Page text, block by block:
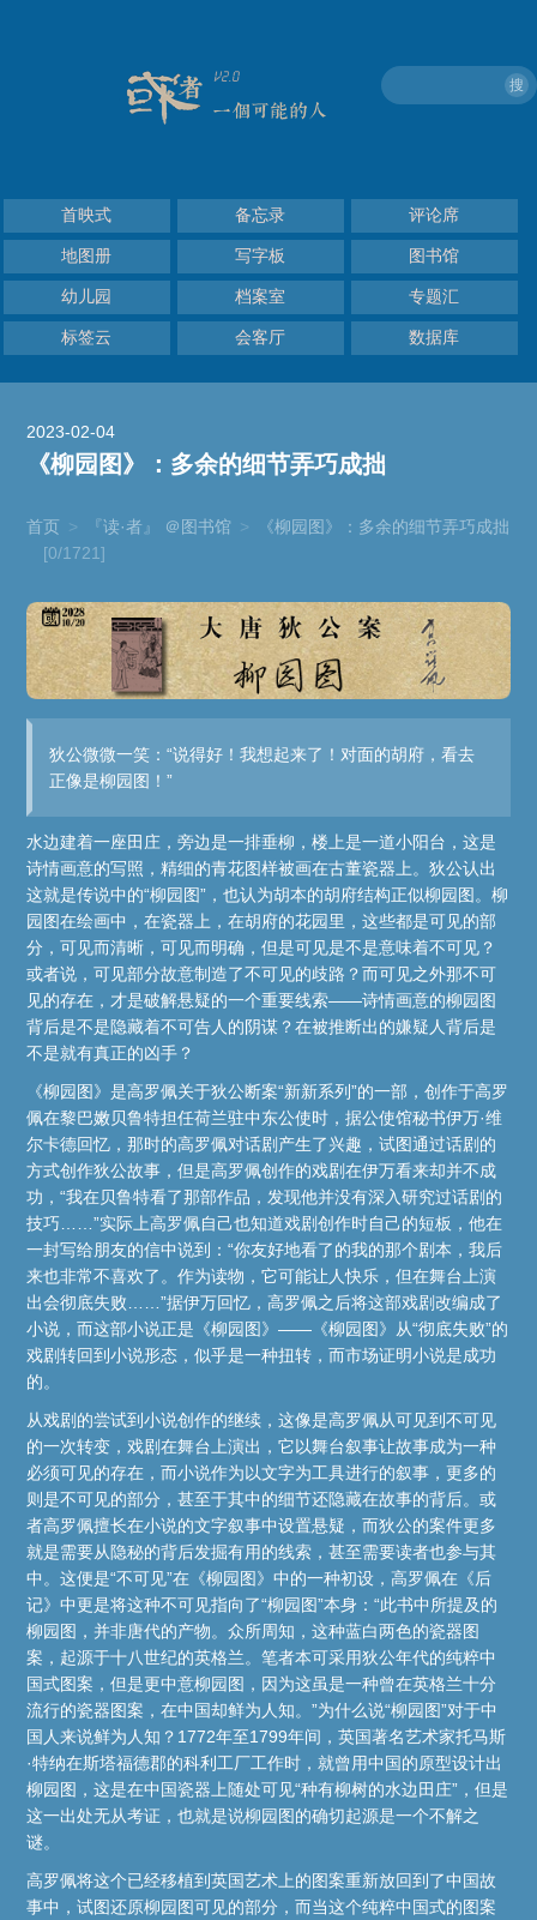
搜
首映式 备忘录 评论席
地图册 写字板 图书馆
幼儿园 档案室 专题汇
标签云 会客厅 数据库
2023-02-04
《柳园图》：多余的细节弄巧成拙
首页 > 『读·者』 ＠图书馆 >
《柳园图》：多余的细节弄巧成拙
[0/1721]
狄公微微一笑：“说得好！我想起来了！对面的胡府，看去
正像是柳园图！”
水边建着一座田庄，旁边是一排垂柳，楼上是一道小阳台，这是
诗情画意的写照，精细的青花图样被画在古董瓷器上。狄公认出
这就是传说中的“柳园图”，也认为胡本的胡府结构正似柳园图。柳
园图在绘画中，在瓷器上，在胡府的花园里，这些都是可见的部
分，可见而清晰，可见而明确，但是可见是不是意味着不可见？
或者说，可见部分故意制造了不可见的歧路？而可见之外那不可
见的存在，才是破解悬疑的一个重要线索——诗情画意的柳园图
背后是不是隐藏着不可告人的阴谋？在被推断出的嫌疑人背后是
不是就有真正的凶手？
《柳园图》是高罗佩关于狄公断案“新新系列”的一部，创作于高罗
佩在黎巴嫩贝鲁特担任荷兰驻中东公使时，据公使馆秘书伊万·维
尔卡德回忆，那时的高罗佩对话剧产生了兴趣，试图通过话剧的
方式创作狄公故事，但是高罗佩创作的戏剧在伊万看来却并不成
功，“我在贝鲁特看了那部作品，发现他并没有深入研究过话剧的
技巧……”实际上高罗佩自己也知道戏剧创作时自己的短板，他在
一封写给朋友的信中说到：“你友好地看了的我的那个剧本，我后
来也非常不喜欢了。作为读物，它可能让人快乐，但在舞台上演
出会彻底失败……”据伊万回忆，高罗佩之后将这部戏剧改编成了
小说，而这部小说正是《柳园图》——《柳园图》从“彻底失败”的
戏剧转回到小说形态，似乎是一种扭转，而市场证明小说是成功
的。
从戏剧的尝试到小说创作的继续，这像是高罗佩从可见到不可见
的一次转变，戏剧在舞台上演出，它以舞台叙事让故事成为一种
必须可见的存在，而小说作为以文字为工具进行的叙事，更多的
则是不可见的部分，甚至于其中的细节还隐藏在故事的背后。或
者高罗佩擅长在小说的文字叙事中设置悬疑，而狄公的案件更多
就是需要从隐秘的背后发掘有用的线索，甚至需要读者也参与其
中。这便是“不可见”在《柳园图》中的一种初设，高罗佩在《后
记》中更是将这种不可见指向了“柳园图”本身：“此书中所提及的
柳园图，并非唐代的产物。众所周知，这种蓝白两色的瓷器图
案，起源于十八世纪的英格兰。笔者本可采用狄公年代的纯粹中
国式图案，但是更中意柳园图，因为这虽是一种曾在英格兰十分
流行的瓷器图案，在中国却鲜为人知。”为什么说“柳园图”对于中
国人来说鲜为人知？1772年至1799年间，英国著名艺术家托马斯
·特纳在斯塔福德郡的科利工厂工作时，就曾用中国的原型设计出
柳园图，这是在中国瓷器上随处可见“种有柳树的水边田庄”，但是
这一出处无从考证，也就是说柳园图的确切起源是一个不解之
谜。
高罗佩将这个已经移植到英国艺术上的图案重新放回到了中国故
事中，试图还原柳园图可见的部分，而当这个纯粹中国式的图案